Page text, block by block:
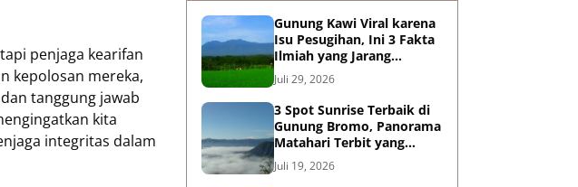
penjaga kearifan
kepolosan mereka,
tanggung jawab
kita
integritas dalam
Gunung Kawi Viral karena
Isu Pesugihan, Ini 3 Fakta
Ilmiah yang Jarang
Diketahui
Juli 29, 2026
3 Spot Sunrise Terbaik di
Gunung Bromo, Panorama
Matahari Terbit yang
Memukau
Juli 19, 2026